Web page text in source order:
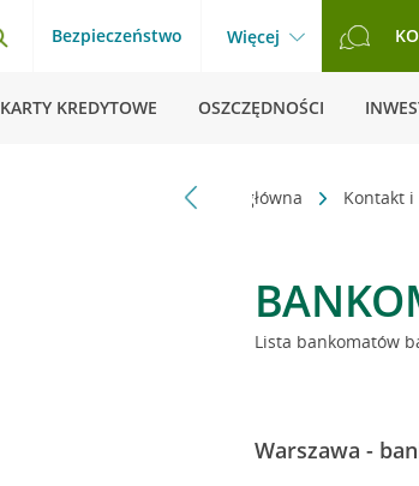
Bezpieczeństwo Więcej
KARTY KREDYTOWE OSZCZĘDNOŚCI
Strona główna Kontakt i
Lista bankomatów
Warszawa -